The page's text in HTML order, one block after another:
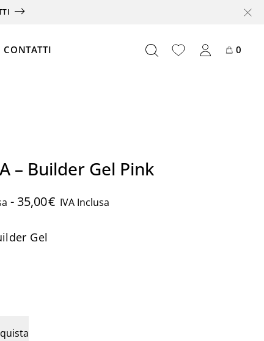
Abbonamento
Card
CONTATTI 0
– Builder Gel Pink
-35,00€ IVA Inclusa
Gel